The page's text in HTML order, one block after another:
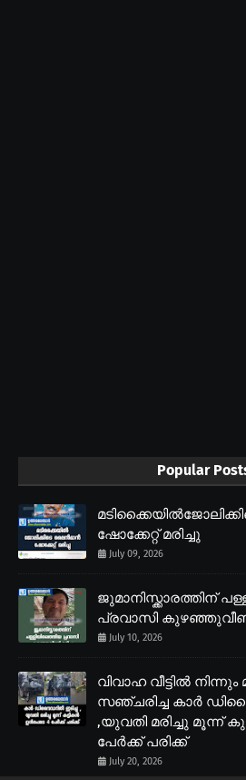
Popular
ഷോക്കേറ്റ് മരിച്ചു
July 09, 2026
ജുമാനിസ്ക്കാരത്തിന്
പ്രവാസി കുഴഞ്ഞുവീണ്
July 10, 2026
വിവാഹ വീട്ടിൽ
സഞ്ചരിച്ച കാർ
,യുവതി മരിച്ചു മൂന്ന്
പേർക്ക് പരിക്ക്
July 20, 2026